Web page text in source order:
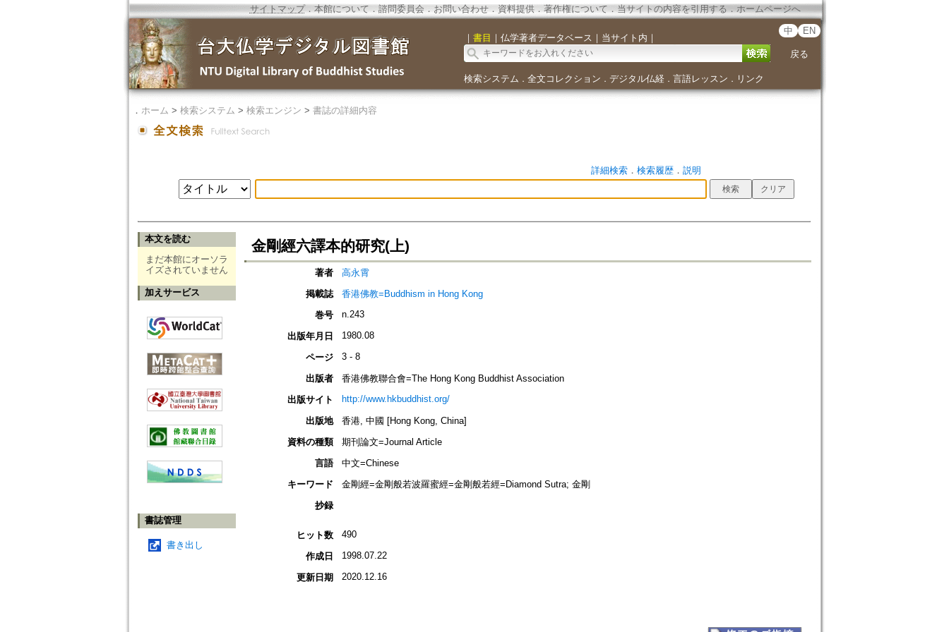
サイトマップ．本館について ． 諮問委員会． お問い合わせ． 資料提供． 著作権について．当サイトの内容を引用する ． ホームページへ
｜ 書目 ｜ 仏学著者データベース ｜ 当サイト内 ｜
中 EN
戻る
検索システム ． 全文コレクション ． デジタル仏経． 言語レッスン ． リンク
． ホーム > 検索システム > 検索エンジン > 書誌の詳細内容
詳細検索． 検索履歴． 説明
本文を読む
まだ本館にオーソラ
イズされていません
加えサービス
書誌管理
書き出し
金剛經六譯本的研究(上)
著者
高永霄
掲載誌
香港佛教=Buddhism in Hong Kong
巻号
n.243
出版年月日 1980.08
ページ 3 - 8
出版者
香港佛教聯合會=The Hong Kong Buddhist Association
出版サイト
http://www.hkbuddhist.org/
出版地
香港, 中國 [Hong Kong, China]
資料の種類
期刊論文=Journal Article
言語
中文=Chinese
キーワード
金剛經=金剛般若波羅蜜經=金剛般若經=Diamond Sutra; 金剛
抄録
ヒット数 490
作成日 1998.07.22
更新日期 2020.12.16